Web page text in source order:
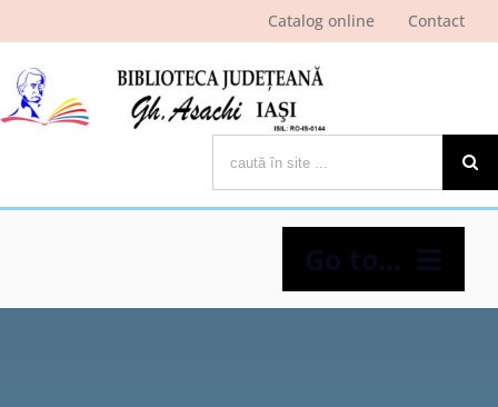
Catalog online Contact
Go to...